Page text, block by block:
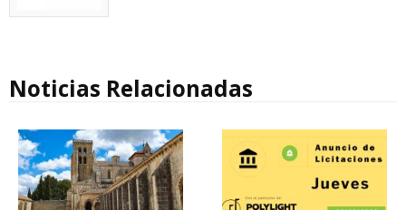
Noticias Relacionadas